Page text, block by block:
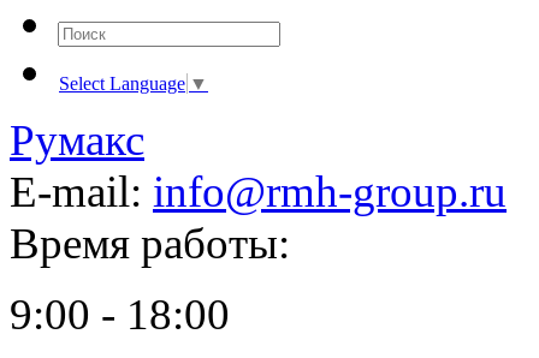
Select Language ▼
Румакс
E-mail: info@rmh-group.ru
Время работы:
9:00 - 18:00